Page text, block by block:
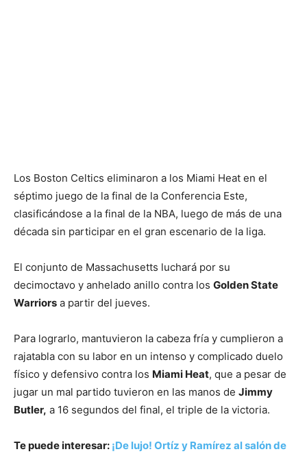
Los Boston Celtics eliminaron a los Miami Heat en el
séptimo juego de la final de la Conferencia Este,
clasificándose a la final de la NBA, luego de más de una
década sin participar en el gran escenario de la liga.
El conjunto de Massachusetts luchará por su
decimoctavo y anhelado anillo contra los Golden State
Warriors a partir del jueves.
Para lograrlo, mantuvieron la cabeza fría y cumplieron a
rajatabla con su labor en un intenso y complicado duelo
físico y defensivo contra los Miami Heat, que a pesar de
jugar un mal partido tuvieron en las manos de Jimmy
Butler, a 16 segundos del final, el triple de la victoria.
Te puede interesar: ¡De lujo! Ortíz y Ramírez al salón de